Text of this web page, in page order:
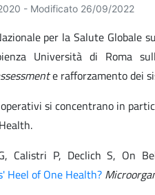
- Modificato 26/09/2022
per la Salute Globale
Università di Roma
e rafforzamento dei
si concentrano in
Calistri P, Declich S, On
Heel of One Health?